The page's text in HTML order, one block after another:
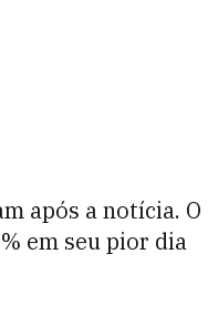
após a notícia. O
em seu pior dia